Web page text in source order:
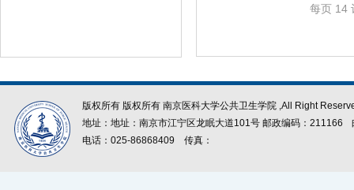
每页 14
版权所有 版权所有 南京医科大学公共卫生学院 ,All Right
地址：地址：南京市江宁区龙眠大道101号 邮政编码：211166
电话：025-86868409
传真：